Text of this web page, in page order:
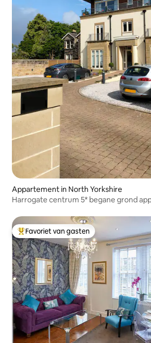
Appartement in North Yorkshire
Harrogate centrum 5* begane grond
Topfavoriet van gasten
Favoriet van gasten